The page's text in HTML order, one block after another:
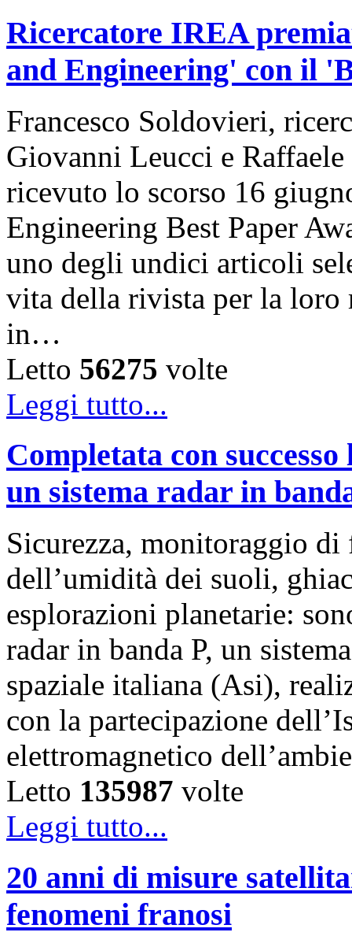
Ricercatore IREA
and Engineering' con il
Francesco Soldovieri,
Giovanni Leucci e
ricevuto lo scorso 16
Engineering Best Paper
uno degli undici articoli
vita della rivista per la loro
in…
Letto 56275 volte
Leggi tutto...
Completata con
un sistema radar in
Sicurezza, monitoraggio di
dell’umidità dei suoli,
esplorazioni planetarie:
radar in banda P, un
spaziale italiana (Asi),
con la partecipazione
elettromagnetico
Letto 135987 volte
Leggi tutto...
20 anni di misure
fenomeni franosi